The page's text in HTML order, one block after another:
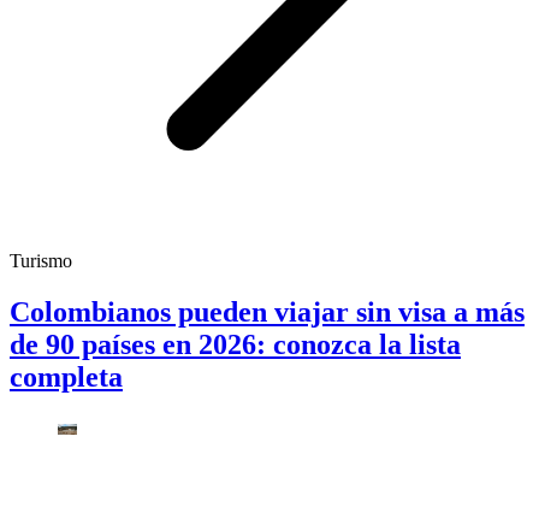
Turismo
Colombianos pueden viajar sin visa a más
de 90 países en 2026: conozca la lista
completa